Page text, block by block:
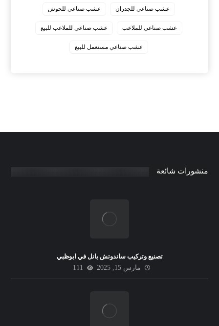
عشب صناعي للجدران عشب صناعي للحوش
عشب صناعي للملاعب عشب صناعي للملاعب للبيع
عشب صناعي مستعمل للبيع
منشورات شائعة
تصنيع وتركيب ساندوتش بانل في ابوظبي
مارس 15, 2025
111